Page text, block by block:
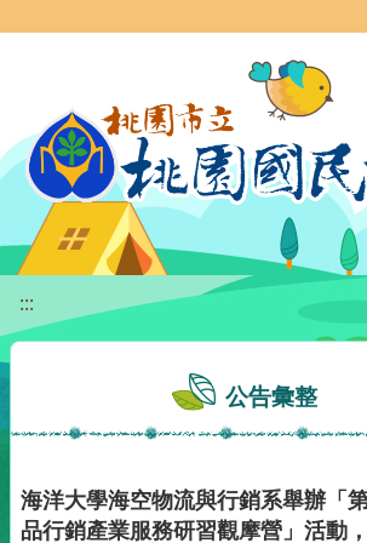
:::
公告彙整
海洋大學海空物流與行銷系舉辦「
品行銷產業服務研習觀摩營」活動